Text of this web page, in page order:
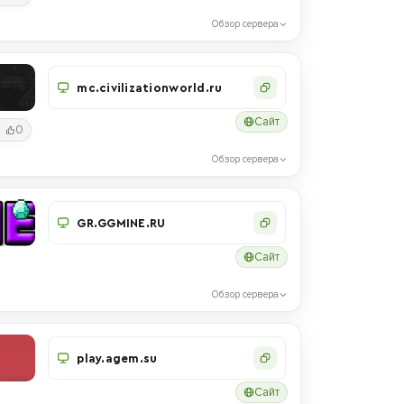
Обзор сервера
0
mc.civilizationworld.ru
Сайт
Обзор сервера
GR.GGMINE.RU
Сайт
Обзор сервера
play.agem.su
Сайт